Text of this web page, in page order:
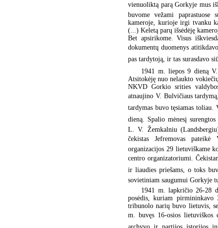
vienuoliktą parą Gorkyje mus
buvome vežami
kameroje, kurioje irgi tvanku
(...) Keletą parų išsėdėję
Bet apsirikome. Visus
dokumentų duomenys
pas tardytoją, ir tas surasdavo
1941 m. liepos 9 dieną
Atsitokėję nuo nelaukto
NKVD Gorkio srities
atnaujino V. Bulvičiaus
tardymas buvo tęsiamas
dieną. Spalio mėnesį
L. V. Žemkalniu
čekistas Jefremovas
organizacijos 29 lietuviškame
centro organizatoriumi.
ir liaudies priešams, o toks
sovietiniam saugumui Gorkyje
1941 m. lapkričio 26-28
posėdis, kuriam
tribunolo narių buvo lietuvis,
m. buvęs 16-osios